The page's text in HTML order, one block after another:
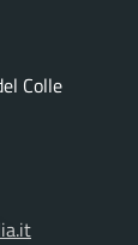
Colle